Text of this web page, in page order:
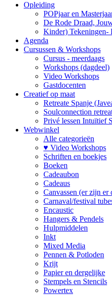
Opleiding
POPjaar en
De Rode Draad,
Kinder) Tekeningen-
Agenda
Cursussen & Workshops
Cursus - meerdaags
Workshops (dagdeel)
Video Workshops
Gastdocenten
Creatief op maat
Retreate Spanje
Soulconnection
Privé lessen Intuïtief
Webwinkel
Alle categorieën
♥ Video Workshops
Schriften en boekjes
Boeken
Cadeaubon
Cadeaus
Canvassen (er zijn
Carnaval/festival
Encaustic
Hangers & Pendels
Hulpmiddelen
Inkt
Mixed Media
Pennen & Potloden
Krijt
Papier en dergelijke
Stempels en Stencils
Powertex